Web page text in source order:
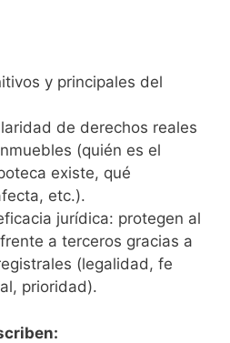
y principales del
de derechos reales
(quién es el
existe, qué
etc.).
jurídica: protegen al
a terceros gracias a
(legalidad, fe
prioridad).